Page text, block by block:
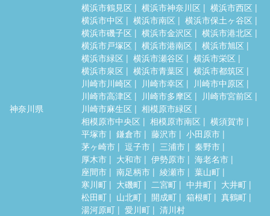
神奈川県
横浜市鶴見区 横浜市神奈川区
横浜市西区
横浜市中区
横浜市南区
横浜市保土ヶ谷区
横浜市磯子区
横浜市金沢区
横浜市港北区
横浜市戸塚区
横浜市港南区
横浜市旭区
横浜市緑区
横浜市瀬谷区
横浜市栄区
横浜市泉区
横浜市青葉区
横浜市都筑区
川崎市川崎区
川崎市幸区
川崎市中原区
川崎市高津区
川崎市多摩区
川崎市宮前区
川崎市麻生区
相模原市緑区
相模原市中央区
相模原市南区
横須賀市
平塚市
鎌倉市 藤沢市
小田原市
茅ヶ崎市
逗子市 三浦市
秦野市
厚木市
大和市 伊勢原市
海老名市
座間市
南足柄市 綾瀬市
葉山町
寒川町
大磯町 二宮町 中井町
大井町
松田町
山北町 開成町 箱根町
真鶴町
湯河原町
愛川町 清川村